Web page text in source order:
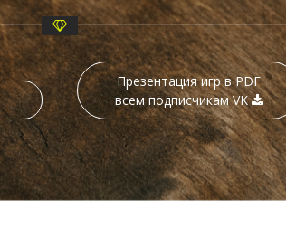
Презентация игр в PDF
всем подписчикам VK